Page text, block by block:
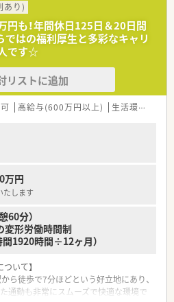
大規模の店舗数を誇る大手グループで
と高い成長性を兼ね備えている企業法人
を調剤併設店にすることを目指して
トータルサポートする体制を整えていま
な欠員時にも相互に助け合える体制が
の働きやすさを強力にバックアップして
においては年収490万円から600万円の
の薬剤師手当が含まれるほか、世帯主
2回の合計4.5か月分支給される実績が
据えて長く働ける優れた条件です。
は月に5時間から6時間程度と極めて少
支給されるためサービス残業はありま
あり)
円も！年間休日125日＆20日間
ではの福利厚生と多彩なキャリ
です☆
リストに追加
高給与(600万円以上) 生活環境充実
万円
たします
60分）
形労働時間制
1920時間÷12ヶ月）
いて】
ら徒歩で7分ほどという好立地にあり、
通勤も非常にスムーズで快適な環境で